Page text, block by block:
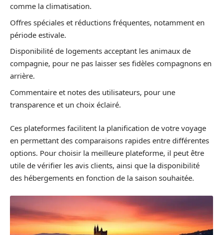
comme la climatisation.
Offres spéciales et réductions fréquentes, notamment en
période estivale.
Disponibilité de logements acceptant les animaux de
compagnie, pour ne pas laisser ses fidèles compagnons en
arrière.
Commentaire et notes des utilisateurs, pour une
transparence et un choix éclairé.
Ces plateformes facilitent la planification de votre voyage
en permettant des comparaisons rapides entre différentes
options. Pour choisir la meilleure plateforme, il peut être
utile de vérifier les avis clients, ainsi que la disponibilité
des hébergements en fonction de la saison souhaitée.